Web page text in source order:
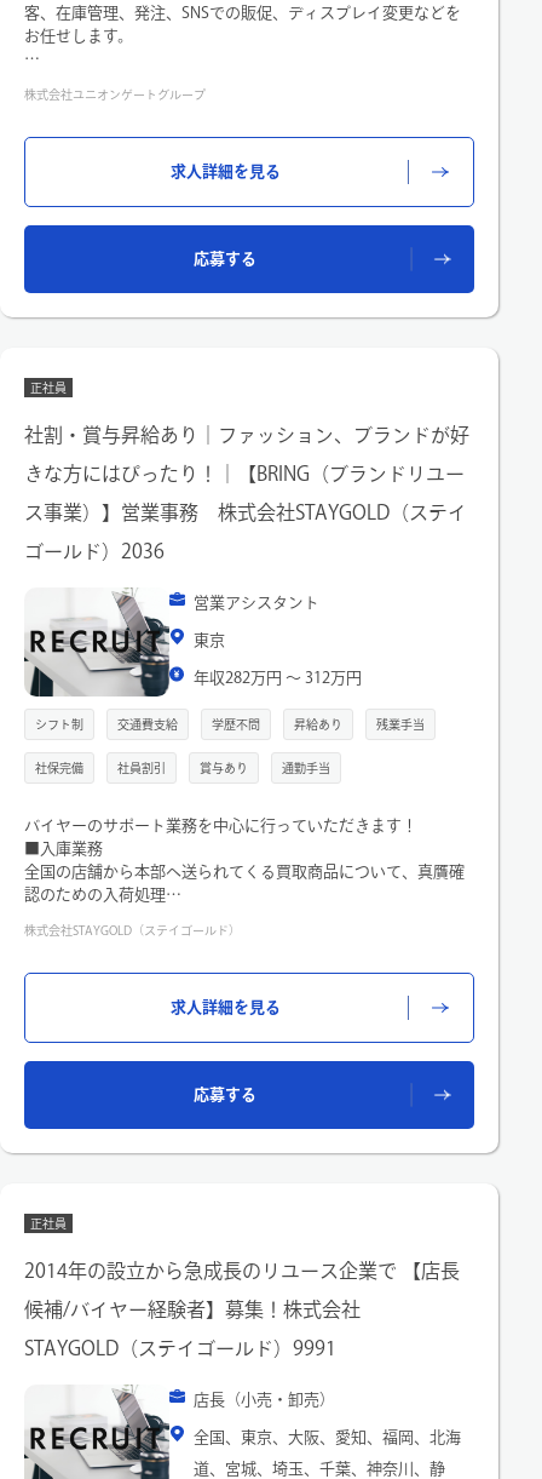
客、在庫管理、発注、SNSでの販促、ディスプレイ変更などを
お任せします。
ませんか？
ぜひ積極的に発信してください。
ミリタリー由来の「耐久性のある機能美」が特徴。バッグを中
心にゴルフウェアやアウトドア用品など、幅広いラインナップ
入する方が多いです。
鞄の中身を移してみませんか？」とその場で使用感を体験して
もらうことも。結果的に一組当たりの接客時間は30分～1時間以
上になることもあります。※平日10～13組、土日30～40組ほど
の方が来店。
◆年次を問わず、アイデアを活かせます
接客フローや商品陳列など、お店づくりは現場の判断に委ねて
「あのコラボ商品好評だったので、もう一度企画しては？」な
ど、本社スタッフへ提案するスタッフも。
また、スタッフが自身のコーディネートをSNSに投稿し、商品
みてください。
◆長年のお客様が多くいらっしゃいます
修理の受付対応を通し、商品を好んでくださる長年のお客様と
良い物を長く使いたい、修理してでもずっと使いたいという方
ありません。）
株式会社ユニオンゲートグループ
求人詳細を見る
応募する
正社員
社割・賞与昇給あり｜ファッション、ブランドが好
きな方にはぴったり！｜【BRING（ブランドリユー
ス事業）】営業事務 株式会社STAYGOLD（ステイ
ゴールド）2036
営業アシスタント
東京
年収282万円 〜 312万円
シフト制 交通費支給 学歴不問 昇給あり 残業手当
社保完備 社員割引 賞与あり 通勤手当
バイヤーのサポート業務を中心に行っていただきます！
■入庫業務
全国の店舗から本部へ送られてくる買取商品について、真贋確
認のための入荷処理
録、所定の場所への引き渡し
真贋確認が完了した商品をECサイトに出品するため、弊社倉庫
■タグ入れ業務
■お客様への簡単なご連絡
株式会社STAYGOLD（ステイゴールド）
求人詳細を見る
応募する
正社員
2014年の設立から急成長のリユース企業で 【店長
候補/バイヤー経験者】募集！株式会社
STAYGOLD（ステイゴールド）9991
店長（小売・卸売）
全国、東京、大阪、愛知、福岡、北海
道、宮城、埼玉、千葉、神奈川、静